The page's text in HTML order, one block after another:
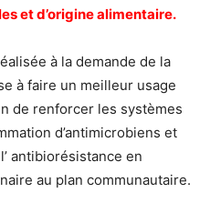
et d’origine alimentaire.
à la demande de la
à faire un meilleur usage
de renforcer les systèmes
d’antimicrobiens et
antibiorésistance en
au plan communautaire.